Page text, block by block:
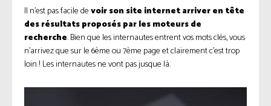
Il n’est pas facile devoir son site internet arriver en tête
des résultats proposés par les moteurs de
recherche. Bien que les internautes entrent vos mots clés, vous
n’arrivez que sur le 6ème ou 7ème page et clairement c’est trop
loin ! Les internautes ne vont pas jusque là.